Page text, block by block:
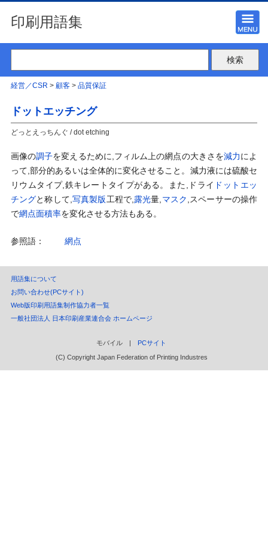
印刷用語集
経営／CSR > 顧客> 品質保証
ドットエッチング
どっとえっちんぐ / dot etching
画像の調子を変えるために,フィルム上の網点の大きさを減力によ
って,部分的あるいは全体的に変化させること。減力液には硫酸セ
リウムタイプ,鉄キレートタイプがある。また,ドライ ドット エッ
チングと称して, 写真製版工程で, 露光量, マスク ,スペーサーの操作
で網点面積率を変化させる方法もある。
参照語： 網点
用語集について
お問い合わせ(PCサイト)
Web版印刷用語集制作協力者一覧
一般社団法人 日本印刷産業連合会 ホームページ
モバイル | PCサイト
(C) Copyright Japan Federation of Printing Industres